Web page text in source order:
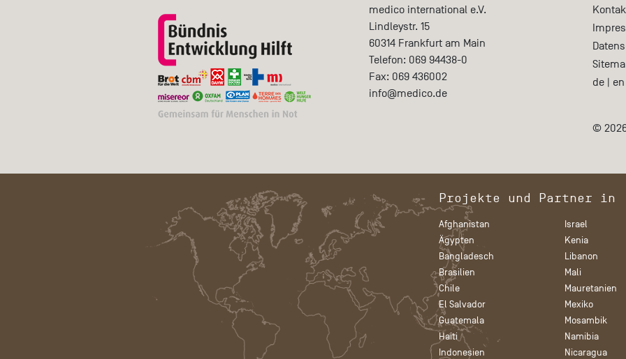
medico international e.V.
Lindleystr. 15
60314 Frankfurt am Main
Telefon: 069 94438-0
Fax: 069 436002
info@medico.de
de | en
©
Projekte und Partner in
Afghanistan
Ägypten
Bangladesch
Brasilien
Chile
El Salvador
Guatemala
Haiti
Indonesien
Israel
Kenia
Libanon
Mali
Mauretanien
Mexiko
Mosambik
Namibia
Nicaragua